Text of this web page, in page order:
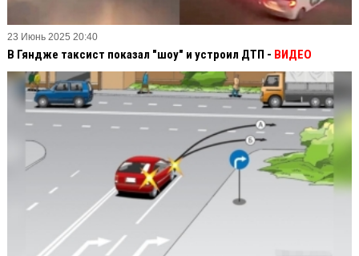
23 Июнь 2025 20:40
В Гяндже таксист показал "шоу" и устроил ДТП - ВИДЕО